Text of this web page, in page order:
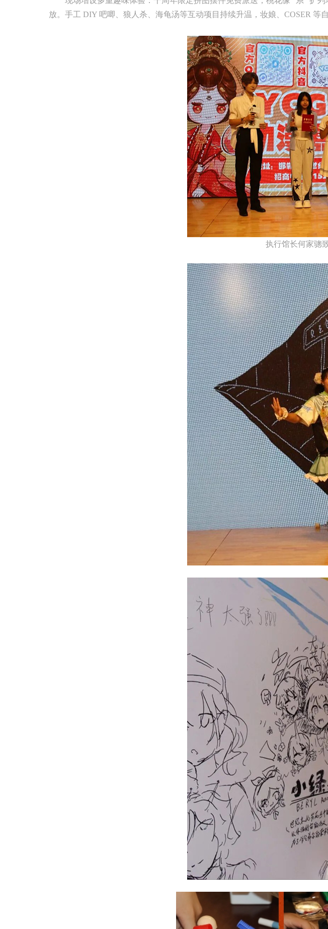
放。手工 DIY 吧唧、狼人杀、海龟汤等互动项目持续升温，妆娘、COSER
执行馆长何家骢